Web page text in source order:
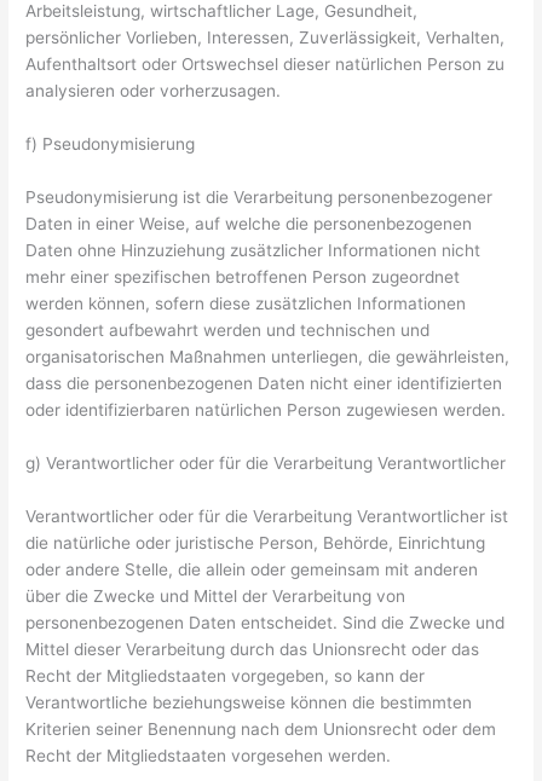
Arbeitsleistung, wirtschaftlicher Lage, Gesundheit,
persönlicher Vorlieben, Interessen, Zuverlässigkeit, Verhalten,
Aufenthaltsort oder Ortswechsel dieser natürlichen Person zu
analysieren oder vorherzusagen.
f) Pseudonymisierung
Pseudonymisierung ist die Verarbeitung personenbezogener
Daten in einer Weise, auf welche die personenbezogenen
Daten ohne Hinzuziehung zusätzlicher Informationen nicht
mehr einer spezifischen betroffenen Person zugeordnet
werden können, sofern diese zusätzlichen Informationen
gesondert aufbewahrt werden und technischen und
organisatorischen Maßnahmen unterliegen, die gewährleisten,
dass die personenbezogenen Daten nicht einer identifizierten
oder identifizierbaren natürlichen Person zugewiesen werden.
g) Verantwortlicher oder für die Verarbeitung Verantwortlicher
Verantwortlicher oder für die Verarbeitung Verantwortlicher ist
die natürliche oder juristische Person, Behörde, Einrichtung
oder andere Stelle, die allein oder gemeinsam mit anderen
über die Zwecke und Mittel der Verarbeitung von
personenbezogenen Daten entscheidet. Sind die Zwecke und
Mittel dieser Verarbeitung durch das Unionsrecht oder das
Recht der Mitgliedstaaten vorgegeben, so kann der
Verantwortliche beziehungsweise können die bestimmten
Kriterien seiner Benennung nach dem Unionsrecht oder dem
Recht der Mitgliedstaaten vorgesehen werden.